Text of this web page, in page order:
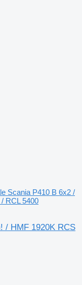
Scania P410 B 6x2 /
RCL 5400
/ HMF 1920K RCS